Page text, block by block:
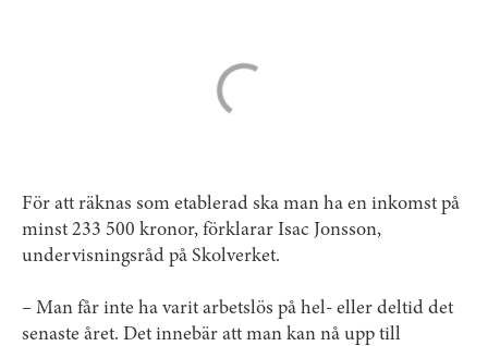
För att räknas som etablerad ska man ha en inkomst på
minst 233 500 kronor, förklarar Isac Jonsson,
undervisningsråd på Skolverket.
– Man får inte ha varit arbetslös på hel- eller deltid det
senaste året. Det innebär att man kan nå upp till